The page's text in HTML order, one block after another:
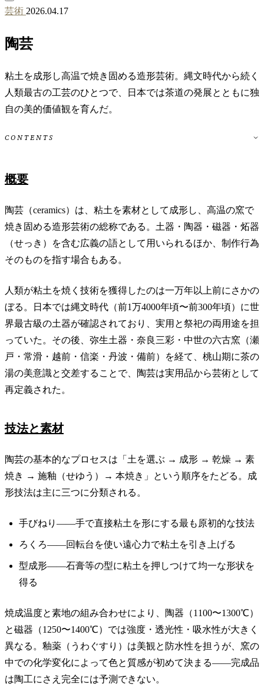
芸術 2026.04.17
陶芸
粘土を成形し高温で焼き固める造形芸術。縄文時代から続く
人類最古の工芸のひとつで、日本では茶道の発展とともに独
自の美的価値観を育んだ。
CONTENTS
概要
陶芸（ceramics）は、粘土を素材として成形し、高温の窯で
焼き固める造形芸術の総称である。土器・陶器・磁器・炻器
（せっき）を含む広義の語として用いられるほか、制作行為
そのものを指す場合もある。
人類が粘土を焼く技術を獲得したのは一万年以上前にさかの
ぼる。日本では縄文時代（前1万4000年頃〜前300年頃）に世
界最古級の土器が確認されており、実用と祭祀の両用途を担
っていた。その後、弥生土器・奈良三彩・中世の六古窯（瀬
戸・常滑・越前・信楽・丹波・備前）を経て、桃山期に茶の
湯の美意識と交差することで、陶芸は実用品から芸術として
再定義された。
技法と素材
陶芸の基本的なプロセスは「土を選ぶ → 成形 → 乾燥 → 素
焼き → 施釉（せゆう）→ 本焼き」という順序をたどる。成
形技法は主に三つに分類される。
手びねり——手で直接粘土を形にする最も原初的な技法
ろくろ——回転台を使い遠心力で粘土を引き上げる
型成形——石膏等の型に粘土を押しつけて均一な形状を
得る
焼成温度と素地の組み合わせにより、陶器（1100〜1300℃）
と磁器（1250〜1400℃）では強度・透光性・吸水性が大きく
異なる。釉薬（うわぐすり）は美観と防水性を担うが、窯の
中での化学変化によって色と質感が初めて決まる——完成品
は陶工にさえ完全には予測できない。